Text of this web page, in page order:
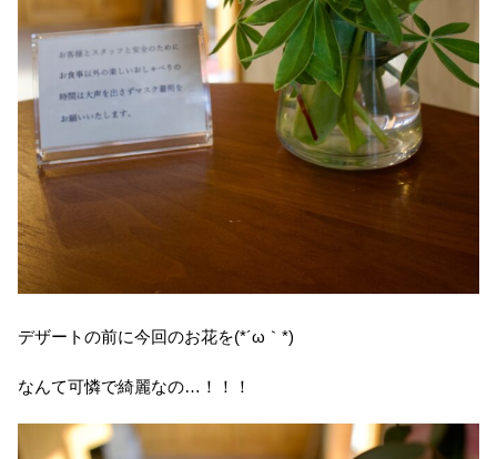
デザートの前に今回のお花を(*´ω｀*)
なんて可憐で綺麗なの…！！！